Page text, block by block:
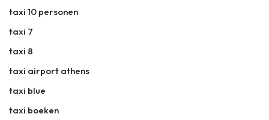
taxi 10 personen
taxi 7
taxi 8
taxi airport athens
taxi blue
taxi boeken